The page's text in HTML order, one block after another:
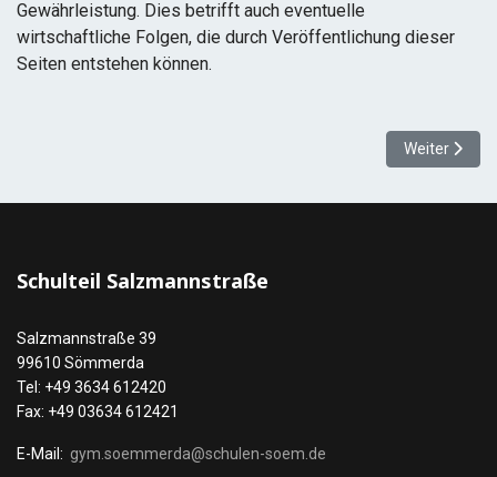
Gewährleistung. Dies betrifft auch eventuelle
wirtschaftliche Folgen, die durch Veröffentlichung dieser
Seiten entstehen können.
Nächster
Weiter
Schulteil Salzmannstraße
Salzmannstraße 39
99610 Sömmerda
Tel: +49 3634 612420
Fax: +49 03634 612421
E-Mail: gym.soemmerda@schulen-soem.de